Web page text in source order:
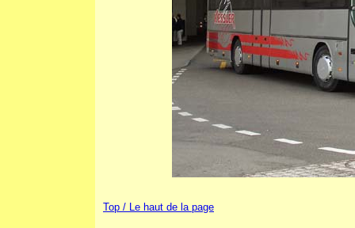
Top / Le haut de la page